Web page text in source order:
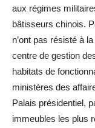
aux régimes
bâtisseurs chinois.
n’ont pas résisté à
centre de gestion
habitats de
ministères des
Palais présidentiel,
immeubles les plus